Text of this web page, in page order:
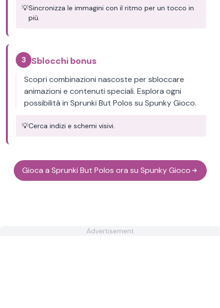
💡Sincronizza le immagini con il ritmo per un tocco in
più.
3 Sblocchi bonus
Scopri combinazioni nascoste per sbloccare
animazioni e contenuti speciali. Esplora ogni
possibilità in Sprunki But Polos su Spunky Gioco.
💡Cerca indizi e schemi visivi.
Gioca a Sprunki But Polos ora su Spunky Gioco
Advertisement